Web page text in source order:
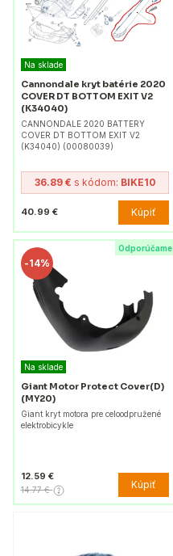
Na sklade
Cannondale kryt batérie 2020
COVER DT BOTTOM EXIT V2
(K34040)
CANNONDALE 2020 BATTERY
COVER DT BOTTOM EXIT V2
(K34040) (00080039)
36.89 € s kódom: BIKE10
40.99 € Kúpiť
Odporúčame
-14%
Na sklade
Giant Motor Protect Cover(D)
(MY20)
Giant kryt motora pre celoodpružené
elektrobicykle
12.59 €
14.77 € Kúpiť